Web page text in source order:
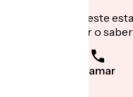
¿Te interesa este
para reservar o
Llamar